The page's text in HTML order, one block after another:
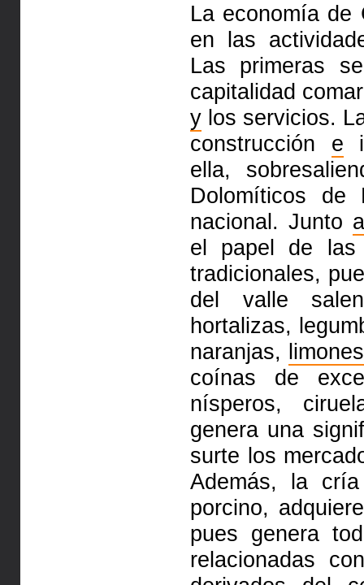
La economía de
en las
Las primeras
capitalidad
y los servicios.
construcción e
ella,
Dolomíticos de
nacional. Junto a
el papel de las
tradicionales,
del valle
hortalizas,
naranjas, limones
coínas de
nísperos,
genera una
surte los
Además, la
porcino,
pues genera
relacionadas